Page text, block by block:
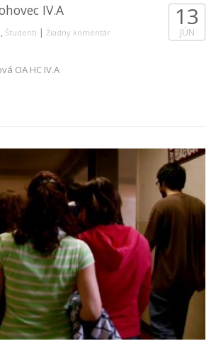
IV.A
Študenti | Žiadny komentár
13
JÚN
OA HC IV.A